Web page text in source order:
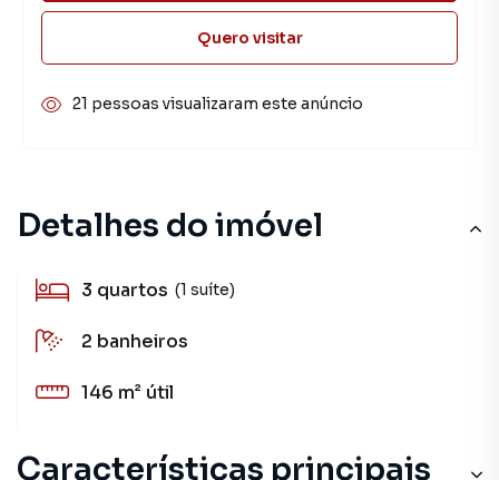
Detalhes do imóvel
3 quartos (1 suíte)
2 banheiros
146 m² útil
Características principais
Quero visitar
21 pessoas visualizaram este anúncio